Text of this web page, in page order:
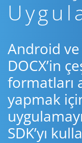
Android
DOCX’in
formatları
yapmak
SDK’yı